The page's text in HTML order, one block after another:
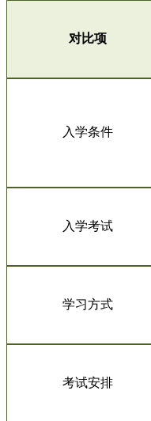
对比项
入学条件
入学考试
学习方式
考试安排